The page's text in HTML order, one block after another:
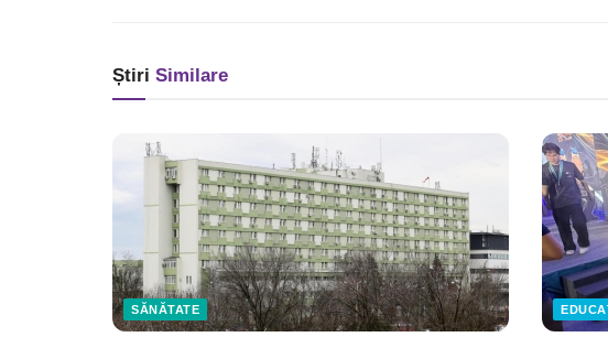
Știri Similare
SĂNĂTATE